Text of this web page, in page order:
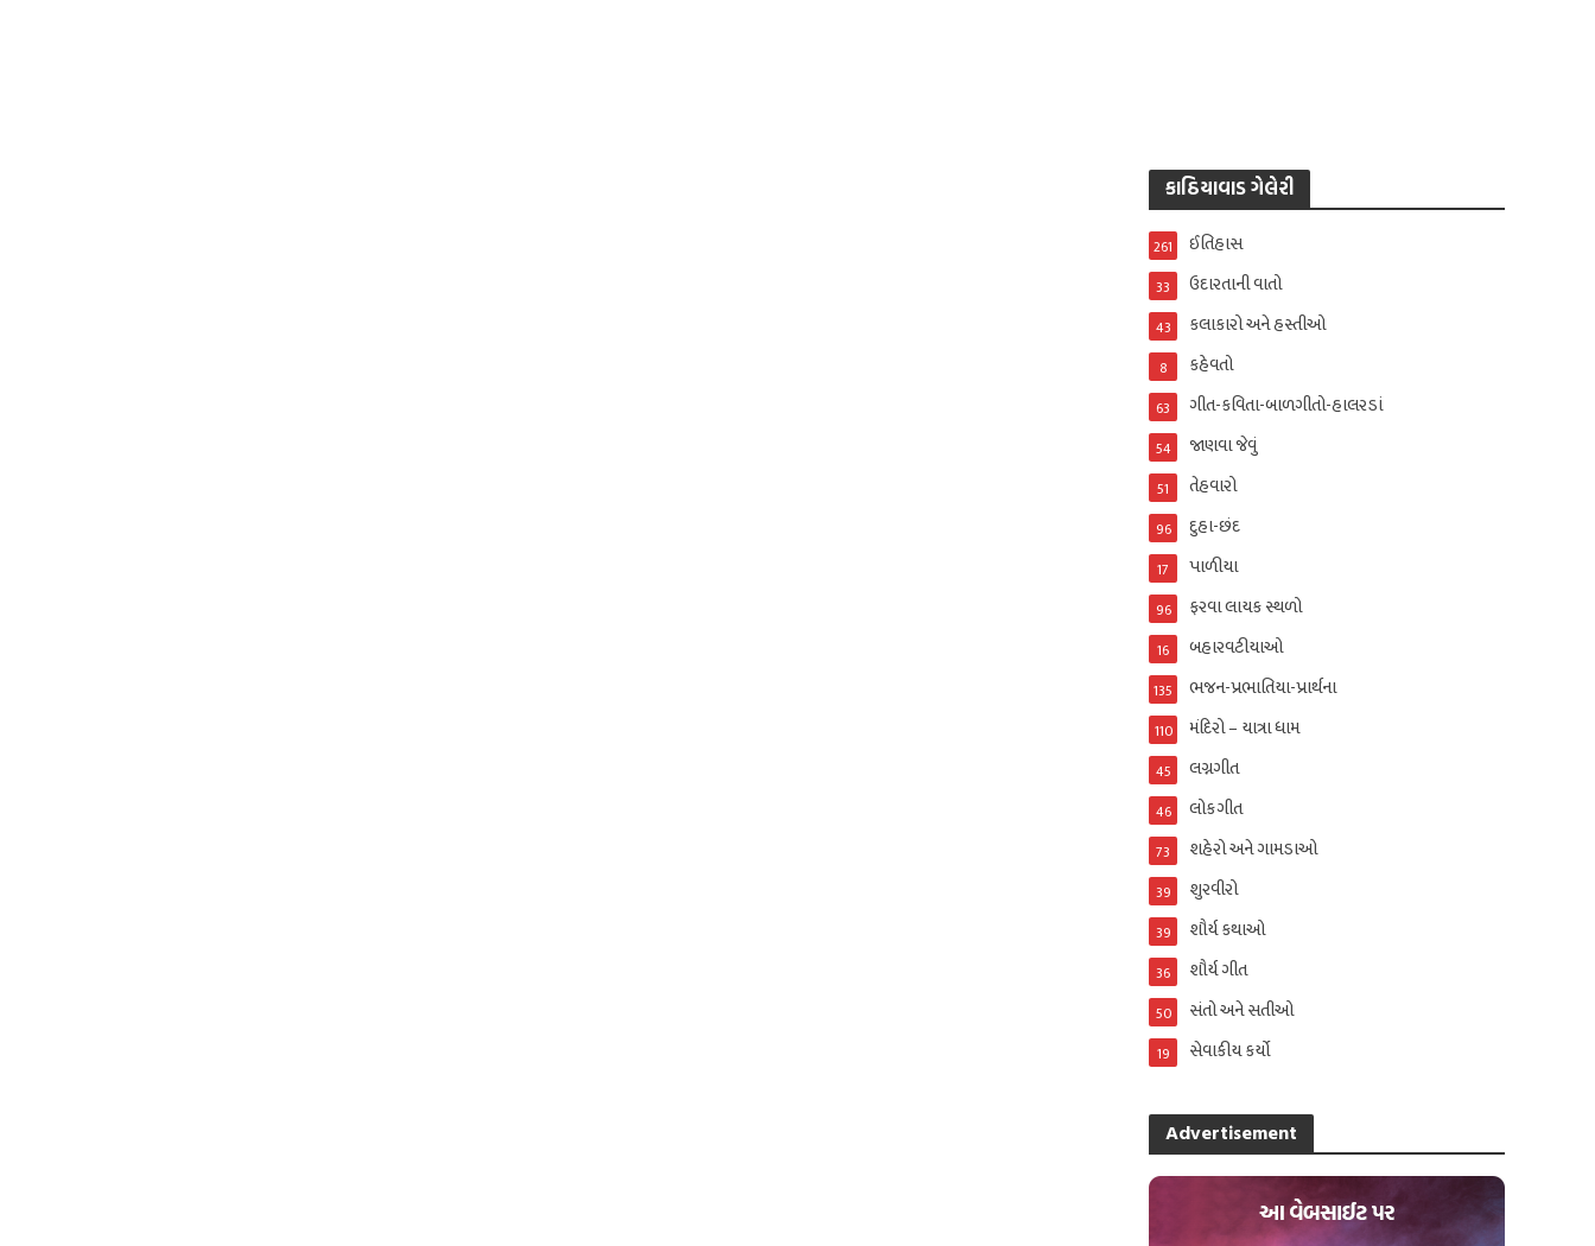
કાઠિયાવાડ ગેલેરી
ઈતિહાસ
261
ઉદારતાની વાતો
33
કલાકારો અને હસ્તીઓ
43
કહેવતો
8
ગીત-કવિતા-બાળગીતો-હાલરડાં
63
જાણવા જેવું
54
તેહવારો
51
દુહા-છંદ
96
પાળીયા
17
ફરવા લાયક સ્થળો
96
બહારવટીયાઓ
16
ભજન-પ્રભાતિયા-પ્રાર્થના
135
મંદિરો – યાત્રા ધામ
110
લગ્નગીત
45
લોકગીત
46
શહેરો અને ગામડાઓ
73
શુરવીરો
39
શૌર્ય કથાઓ
39
શૌર્ય ગીત
36
સંતો અને સતીઓ
50
સેવાકીય કર્યો
19
Advertisement